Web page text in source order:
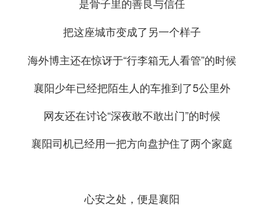
是骨子里的善良与信任
把这座城市变成了另一个样子
海外博主还在惊讶于“行李箱无人看管”的时候
襄阳少年已经把陌生人的车推到了5公里外
网友还在讨论“深夜敢不敢出门”的时候
襄阳司机已经用一把方向盘护住了两个家庭
心安之处，便是襄阳